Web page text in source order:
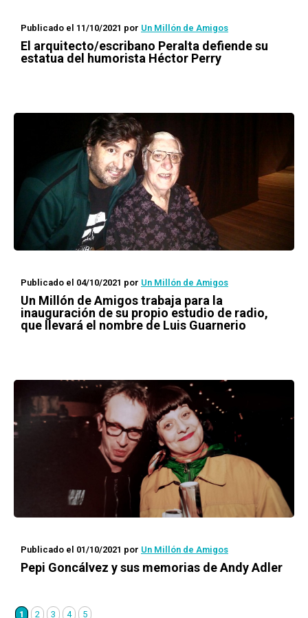
Publicado el 11/10/2021 por Un Millón de Amigos
El arquitecto/escribano Peralta defiende su
estatua del humorista Héctor Perry
Publicado el 04/10/2021 por Un Millón de Amigos
Un Millón de Amigos trabaja para la
inauguración de su propio estudio de radio,
que llevará el nombre de Luis Guarnerio
Publicado el 01/10/2021 por Un Millón de Amigos
Pepi Goncálvez y sus memorias de Andy Adler
1 2 3 4 5